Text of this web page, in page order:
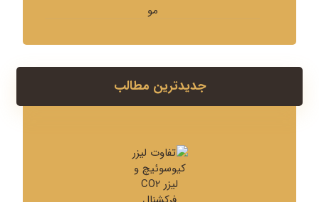
مو
جدیدترین مطالب